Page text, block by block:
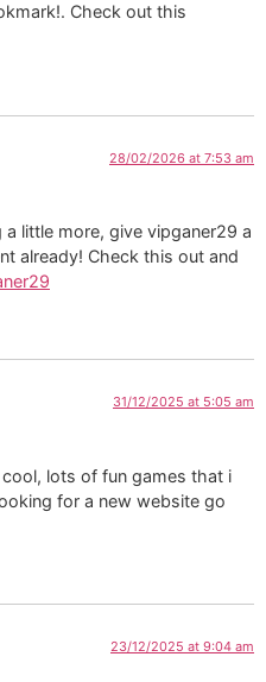
Check out this
28/02/2026 at 7:53 am
little more, give vipganer29 a
already! Check this out and
31/12/2025 at 5:05 am
lots of fun games that i
for a new website go
23/12/2025 at 9:04 am